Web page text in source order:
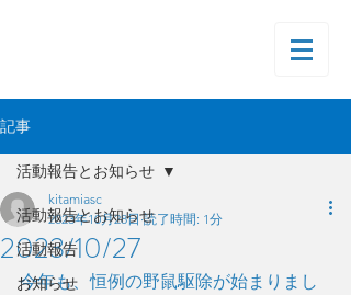
記事
活動報告とお知らせ
活動報告
お知らせ
活動報告とお知らせ
2023/10/27
kitamiasc
2023年10月28日 読了時間: 1分
今年も、恒例の野鼠駆除が始まりまし